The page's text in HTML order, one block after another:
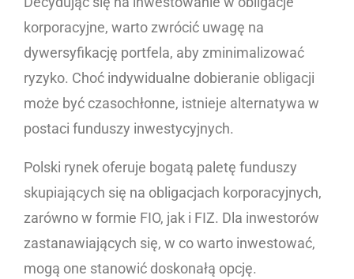
korporacyjne, warto zwrócić uwagę na
dywersyfikację portfela, aby zminimalizować
ryzyko. Choć indywidualne dobieranie obligacji
może być czasochłonne, istnieje alternatywa w
postaci funduszy inwestycyjnych.
Polski rynek oferuje bogatą paletę funduszy
skupiających się na obligacjach korporacyjnych,
zarówno w formie FIO, jak i FIZ. Dla inwestorów
zastanawiających się, w co warto inwestować,
mogą one stanowić doskonałą opcję.